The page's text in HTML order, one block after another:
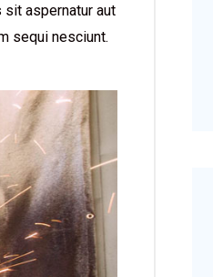
aspernatur aut
sequi nesciunt.